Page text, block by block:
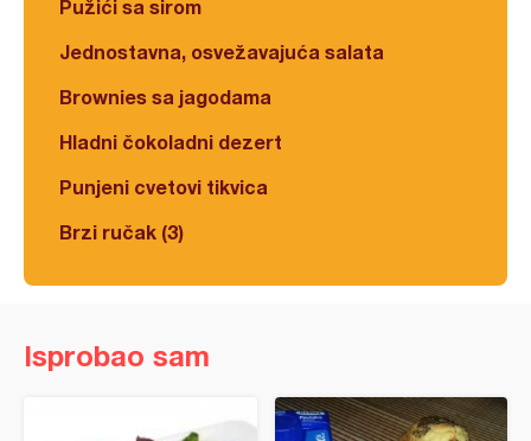
Pužići sa sirom
Jednostavna, osvežavajuća salata
Brownies sa jagodama
Hladni čokoladni dezert
Punjeni cvetovi tikvica
Brzi ručak (3)
Isprobao sam